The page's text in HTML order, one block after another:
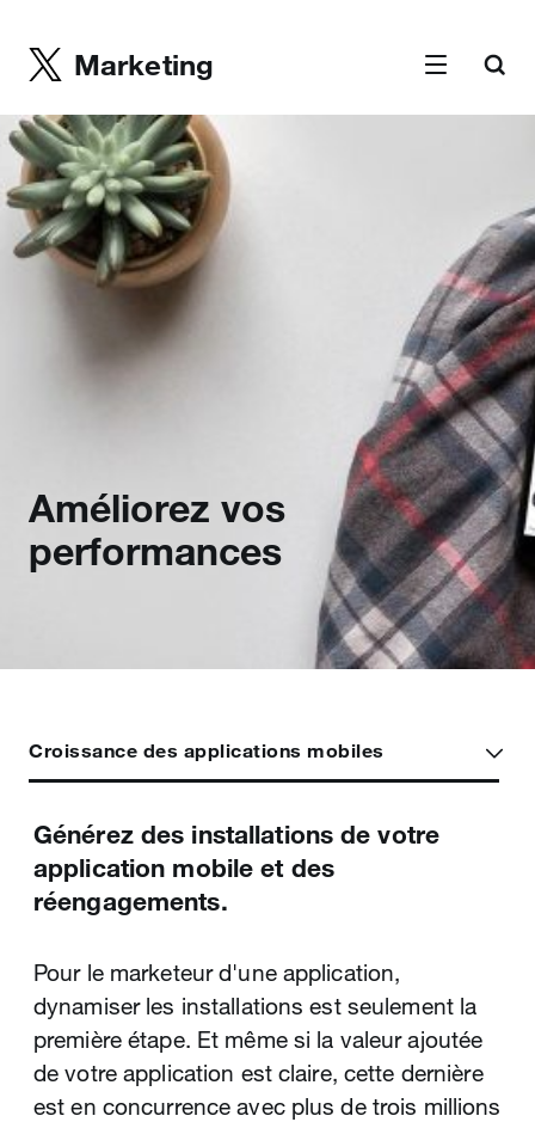
Marketing
Améliorez vos
performances
Croissance des applications mobiles
Générez des installations de votre
application mobile et des
réengagements.
Pour le marketeur d'une application,
dynamiser les installations est seulement la
première étape. Et même si la valeur ajoutée
de votre application est claire, cette dernière
est en concurrence avec plus de trois millions
Attirez sur votre site des visiteurs au
taux de conversion élevé.
cette nouvelle ère mobile : les écrans sont
petits, les modèles d'engagement sont
différents, et de nombreux utilisateurs mobiles
privilégient toujours l'ordinateur pour leurs
conversions. Comment relever les défis de